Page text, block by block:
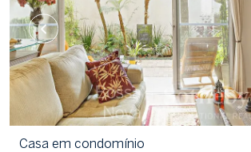
Casa em condomínio